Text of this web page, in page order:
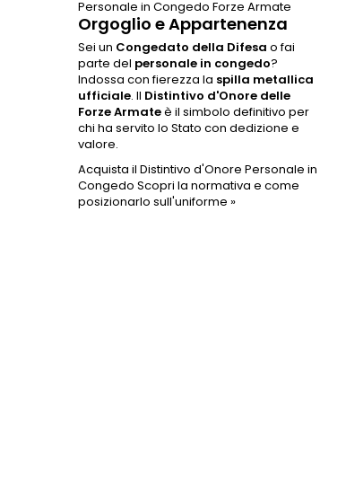
Orgoglio e Appartenenza
Sei un Congedato della Difesa o fai
parte del personale in congedo?
Indossa con fierezza la spilla metallica
ufficiale. Il Distintivo d'Onore delle
Forze Armateè il simbolo definitivo per
chi ha servito lo Stato con dedizione e
valore.
Acquista il Distintivo d'Onore Personale in
Congedo Scopri la normativa e come
posizionarlo sull'uniforme »